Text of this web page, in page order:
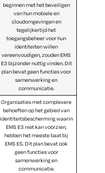
beginnen met het beveiligen
van hun mobiele en
cloudomgevingen en
tegelijkertijd het
toegangsbeheer voor hun
identiteiten willen
vereenvoudigen, zouden EMS
E3 bijzonder nuttig vinden. Dit
plan bevat geen functies voor
samenwerking en
communicatie.
Organisaties met complexere
behoeften op het gebied van
identiteitsbescherming waarin
EMS E3 niet kan voorzien,
hebben het meeste baat bij
EMS E5. Dit plan bevat ook
geen functies voor
samenwerking en
communicatie.